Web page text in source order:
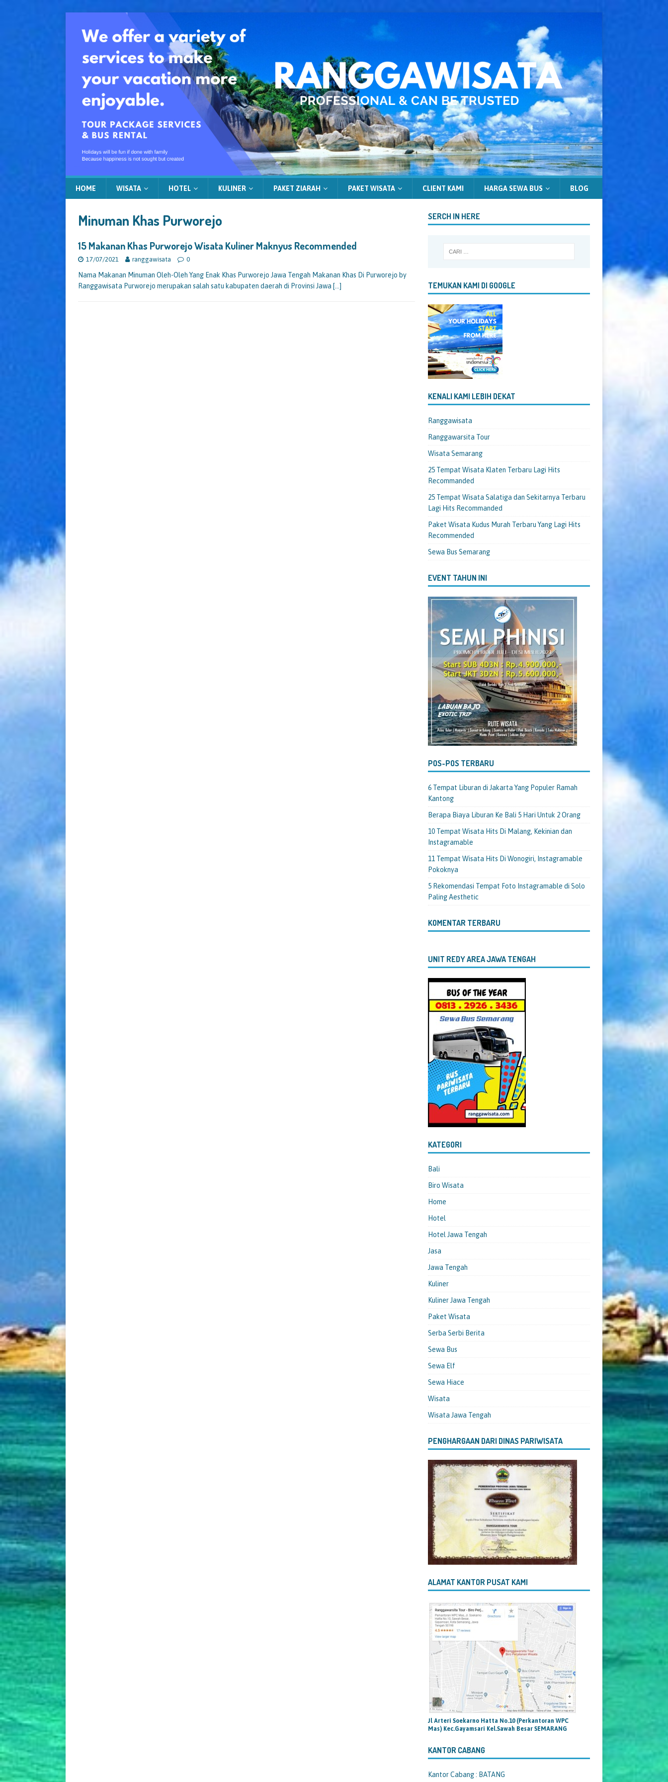
HOME WISATA HOTEL KULINER PAKET ZIARAH PAKET WISATA CLIENT KAMI HARGA SEWA BUS BLOG
Minuman Khas Purworejo
15 Makanan Khas Purworejo Wisata Kuliner Maknyus Recommended
17/07/2021 ranggawisata 0
Nama Makanan Minuman Oleh-Oleh Yang Enak Khas Purworejo Jawa Tengah Makanan Khas Di Purworejo by
Ranggawisata Purworejo merupakan salah satu kabupaten daerah di Provinsi Jawa […]
SERCH IN HERE
TEMUKAN KAMI DI GOOGLE
KENALI KAMI LEBIH DEKAT
Ranggawisata
Ranggawarsita Tour
Wisata Semarang
25 Tempat Wisata Klaten Terbaru Lagi Hits
Recommanded
25 Tempat Wisata Salatiga dan Sekitarnya Terbaru
Lagi Hits Recommanded
Paket Wisata Kudus Murah Terbaru Yang Lagi Hits
Recommended
Sewa Bus Semarang
EVENT TAHUN INI
POS-POS TERBARU
6 Tempat Liburan di Jakarta Yang Populer Ramah
Kantong
Berapa Biaya Liburan Ke Bali 5 Hari Untuk 2 Orang
10 Tempat Wisata Hits Di Malang, Kekinian dan
Instagramable
11 Tempat Wisata Hits Di Wonogiri, Instagramable
Pokoknya
5 Rekomendasi Tempat Foto Instagramable di Solo
Paling Aesthetic
KOMENTAR TERBARU
UNIT REDY AREA JAWA TENGAH
KATEGORI
Bali
Biro Wisata
Home
Hotel
Hotel Jawa Tengah
Jasa
Jawa Tengah
Kuliner
Kuliner Jawa Tengah
Paket Wisata
Serba Serbi Berita
Sewa Bus
Sewa Elf
Sewa Hiace
Wisata
Wisata Jawa Tengah
PENGHARGAAN DARI DINAS PARIWISATA
ALAMAT KANTOR PUSAT KAMI
Jl Arteri Soekarno Hatta No.10 (Perkantoran WPC
Mas) Kec.Gayamsari Kel.Sawah Besar SEMARANG
KANTOR CABANG
Kantor Cabang : BATANG